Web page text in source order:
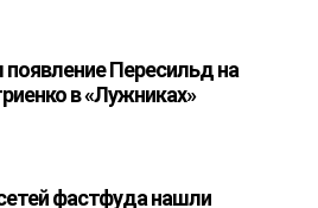
Пересильд на
в «Лужниках»
фастфуда нашли